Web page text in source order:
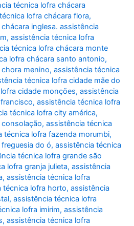
técnica lofra chácara
lofra chácara flora,
inglesa. assistência
,assistência técnica lofra
técnica lofra chácara monte
lofra chácara santo antonio,
menino,assistência técnica
técnica lofra cidade mãe do
cidade monções,assistência
,assistência técnica lofra
técnica lofra city américa,
,assistência técnica
técnica lofra fazenda morumbi,
do ó,assistência técnica
técnica lofra grande são
lofra granja julieta,assistência
,assistência técnica lofra
técnica lofra horto,assistência
,assistência técnica lofra
lofra imirim,assistência
,assistência técnica lofra